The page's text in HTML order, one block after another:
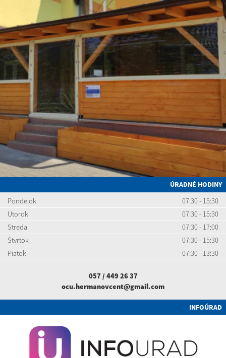
ÚRADNÉ HODINY
Pondelok
07:30 - 15:30
Utorok
07:30 - 15:30
Streda
07:30 - 17:00
Štvrtok
07:30 - 15:30
Piatok
07:30 - 13:30
057 / 449 26 37
ocu.hermanovcent@gmail.com
INFOÚRAD